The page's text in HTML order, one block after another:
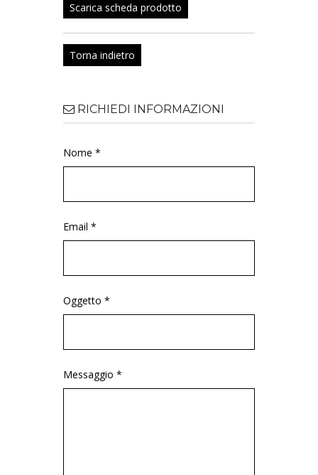
Scarica scheda prodotto
Torna indietro
RICHIEDI INFORMAZIONI
Nome *
Email *
Oggetto *
Messaggio *